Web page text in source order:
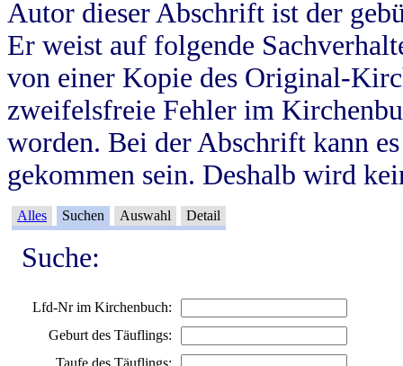
Autor dieser Abschrift ist der
Er weist auf folgende
von einer Kopie des Original-
zweifelsfreie Fehler im
worden. Bei der Abschrift kann
gekommen sein. Deshalb wird
Alles Suchen Auswahl Detail
Suche:
Lfd-Nr im Kirchenbuch:
Geburt des Täuflings:
Taufe des Täuflings: